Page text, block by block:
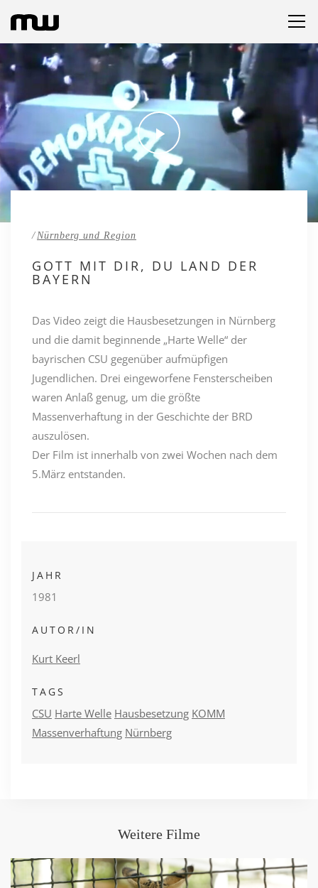
https://youtube.com/embed/j5AQD68awLE https://youtube-
/ Nürnberg und Region
GOTT MIT DIR, DU LAND DER
BAYERN
Das Video zeigt die Hausbesetzungen in Nürnberg
und die damit beginnende „Harte Welle“ der
bayrischen CSU gegenüber aufmüpfigen
Jugendlichen. Drei eingeworfene Fensterscheiben
waren Anlaß genug, um die größte
Massenverhaftung in der Geschichte der BRD
auszulösen.
Der Film ist innerhalb von zwei Wochen nach dem
5.März entstanden.
JAHR
1981
AUTOR/IN
Kurt Keerl
TAGS
CSU Harte Welle Hausbesetzung KOMM
Massenverhaftung Nürnberg
Weitere Filme